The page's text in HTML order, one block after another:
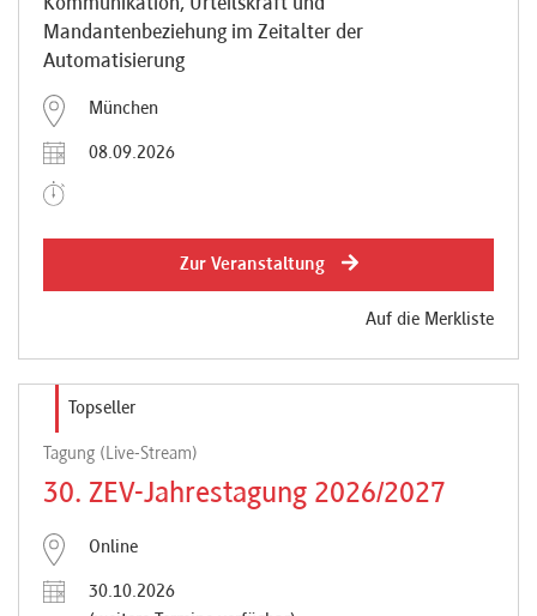
Kommunikation, Urteilskraft und
Mandantenbeziehung im Zeitalter der
Automatisierung
München
08.09.2026
Zur Veranstaltung
Auf die Merkliste
Topseller
Tagung (Live-Stream)
30. ZEV-Jahrestagung 2026/2027
Online
30.10.2026